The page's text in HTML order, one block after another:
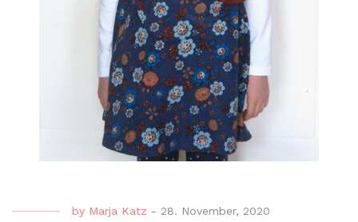
by Marja Katz - 28. November, 2020